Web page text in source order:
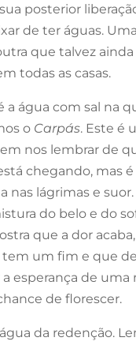
posterior
de ter águas.
que talvez
todas as casas.
a água com sal na
o Carpás. Este é
nos lembrar de
chegando, mas é
nas lágrimas e
do belo e do
que a dor
um fim e que
esperança de uma
de florescer.
da redenção.